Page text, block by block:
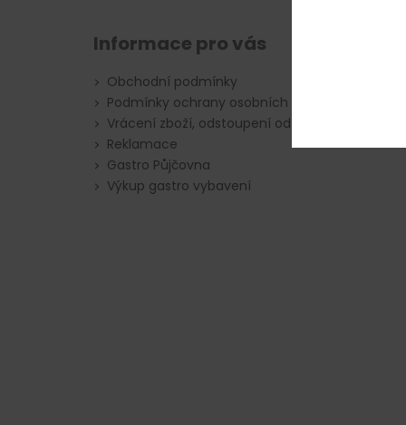
Informace pro vás
Obchodní podmínky
Podmínky ochrany osobních údajů
Vrácení zboží, odstoupení od smlouvy
Reklamace
Gastro Půjčovna
Výkup gastro vybavení